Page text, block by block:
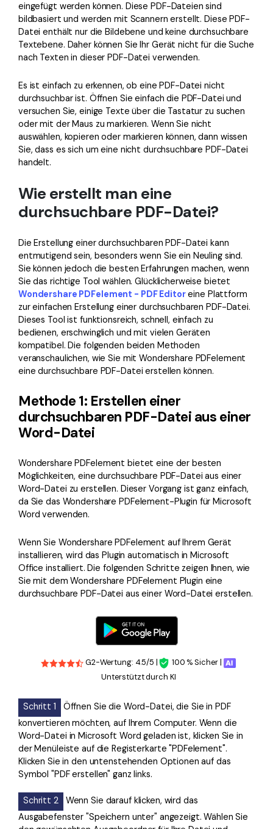
eingefügt werden können. Diese PDF-Dateien sind
bildbasiert und werden mit Scannern erstellt. Diese PDF-
Datei enthält nur die Bildebene und keine durchsuchbare
Textebene. Daher können Sie Ihr Gerät nicht für die Suche
nach Texten in dieser PDF-Datei verwenden.
Es ist einfach zu erkennen, ob eine PDF-Datei nicht
durchsuchbar ist. Öffnen Sie einfach die PDF-Datei und
versuchen Sie, einige Texte über die Tastatur zu suchen
oder mit der Maus zu markieren. Wenn Sie nicht
auswählen, kopieren oder markieren können, dann wissen
Sie, dass es sich um eine nicht durchsuchbare PDF-Datei
handelt.
Wie erstellt man eine
durchsuchbare PDF-Datei?
Die Erstellung einer durchsuchbaren PDF-Datei kann
entmutigend sein, besonders wenn Sie ein Neuling sind.
Sie können jedoch die besten Erfahrungen machen, wenn
Sie das richtige Tool wählen. Glücklicherweise bietet
Wondershare PDFelement - PDF Editoreine Plattform
zur einfachen Erstellung einer durchsuchbaren PDF-Datei.
Dieses Tool ist funktionsreich, schnell, einfach zu
bedienen, erschwinglich und mit vielen Geräten
kompatibel. Die folgenden beiden Methoden
veranschaulichen, wie Sie mit Wondershare PDFelement
eine durchsuchbare PDF-Datei erstellen können.
Methode 1: Erstellen einer
durchsuchbaren PDF-Datei aus einer
Word-Datei
Wondershare PDFelement bietet eine der besten
Möglichkeiten, eine durchsuchbare PDF-Datei aus einer
Word-Datei zu erstellen. Dieser Vorgang ist ganz einfach,
da Sie das Wondershare PDFelement-Plugin für Microsoft
Word verwenden.
Wenn Sie Wondershare PDFelement auf Ihrem Gerät
installieren, wird das Plugin automatisch in Microsoft
Office installiert. Die folgenden Schritte zeigen Ihnen, wie
Sie mit dem Wondershare PDFelement Plugin eine
durchsuchbare PDF-Datei aus einer Word-Datei erstellen.
G2-Wertung: 4.5/5 |
100 % Sicher |
Unterstützt durch KI
Schritt 1
Öffnen Sie die Word-Datei, die Sie in PDF
konvertieren möchten, auf Ihrem Computer. Wenn die
Word-Datei in Microsoft Word geladen ist, klicken Sie in
der Menüleiste auf die Registerkarte "PDFelement".
Klicken Sie in den untenstehenden Optionen auf das
Symbol "PDF erstellen" ganz links.
Schritt 2
Wenn Sie darauf klicken, wird das
Ausgabefenster "Speichern unter" angezeigt. Wählen Sie